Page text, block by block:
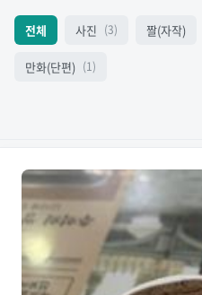
전체 사진 (3) 짤(자작)
만화(단편) (1)